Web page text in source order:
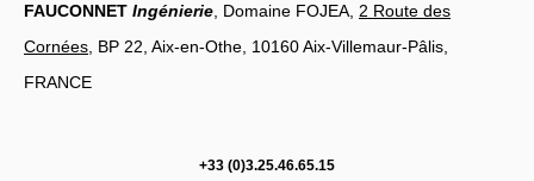
FAUCONNET Ingénierie, Domaine FOJEA, 2 Route des
Cornées, BP 22, Aix-en-Othe, 10160 Aix-Villemaur-Pâlis,
FRANCE
+33 (0)3.25.46.65.15